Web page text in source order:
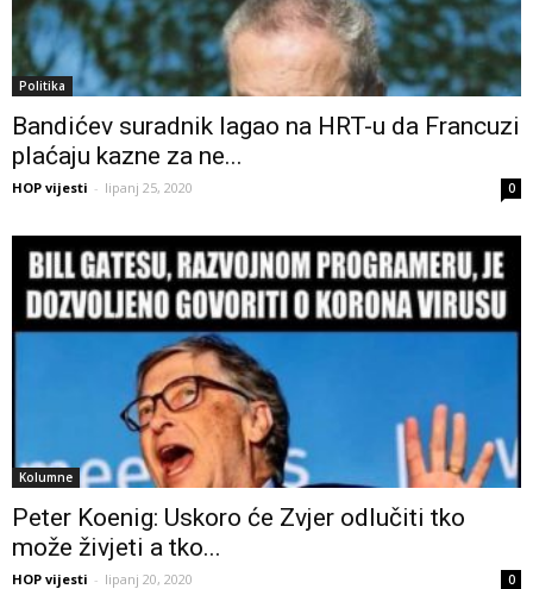
Politika
Bandićev suradnik lagao na HRT-u da Francuzi
plaćaju kazne za ne...
HOP vijesti - lipanj 25, 2020 0
Kolumne
Peter Koenig: Uskoro će Zvjer odlučiti tko
može živjeti a tko...
HOP vijesti - lipanj 20, 2020 0